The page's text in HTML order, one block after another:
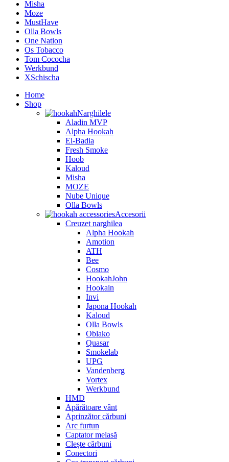
Misha
Moze
MustHave
Olla Bowls
One Nation
Os Tobacco
Tom Cococha
Werkbund
XSchischa
Home
Shop
Narghilele
Aladin MVP
Alpha Hookah
El-Badia
Fresh Smoke
Hoob
Kaloud
Misha
MOZE
Nube Unique
Olla Bowls
Accesorii
Creuzet narghilea
Alpha Hookah
Amotion
ATH
Bee
Cosmo
HookahJohn
Hookain
Invi
Japona Hookah
Kaloud
Olla Bowls
Oblako
Quasar
Smokelab
UPG
Vandenberg
Vortex
Werkbund
HMD
Apărătoare vânt
Aprinzător cărbuni
Arc furtun
Captator melasă
Clește cărbuni
Conectori